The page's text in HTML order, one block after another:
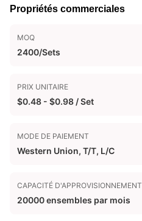
Propriétés commerciales
MOQ
2400/Sets
PRIX UNITAIRE
$0.48 - $0.98 / Set
MODE DE PAIEMENT
Western Union, T/T, L/C
CAPACITÉ D'APPROVISIONNEMENT
20000 ensembles par mois